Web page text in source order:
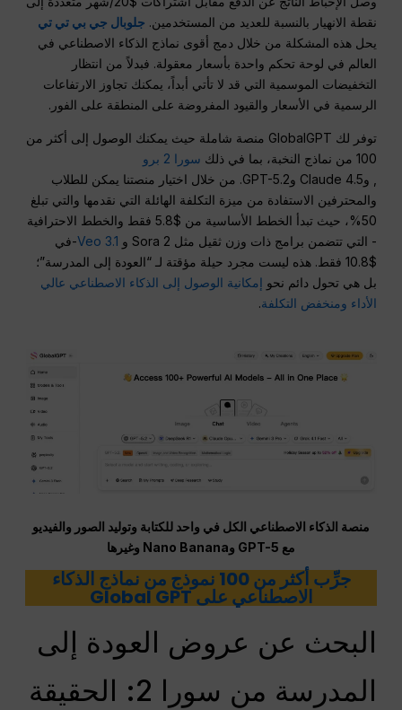
نقطة الانهيار بالنسبة للعديد من المستخدمين. جلوبال جي بي تي تي
يحل هذه المشكلة من خلال دمج أقوى نماذج الذكاء الاصطناعي في
العالم في لوحة تحكم واحدة بأسعار معقولة. فبدلاً من انتظار
التخفيضات الموسمية التي قد لا تأتي أبداً، يمكنك تجاوز الارتفاعات
الرسمية في الأسعار والقيود المفروضة على المنطقة على الفور.
توفر لك GlobalGPT منصة شاملة حيث يمكنك الوصول إلى أكثر من
100 من نماذج النخبة، بما في ذلك
سورا 2 برو
, وClaude 4.5 وGPT-5.2. من خلال اختيار منصتنا يمكن للطلاب
والمحترفين الاستفادة من ميزة التكلفة الهائلة التي نقدمها والتي تبلغ
50%، حيث تبدأ الخطط الأساسية من $5.8 فقط والخطط الاحترافية
- التي تتضمن برامج ذات وزن ثقيل مثل Sora 2 و
Veo 3.1-في
$10.8 فقط. هذه ليست مجرد حيلة مؤقتة لـ “العودة إلى المدرسة”؛
بل هي تحول دائم نحو إمكانية الوصول إلى الذكاء الاصطناعي عالي
الأداء ومنخفض التكلفة.
منصة الذكاء الاصطناعي الكل في واحد للكتابة وتوليد الصور والفيديو
مع GPT-5 وNano Banana وغيرها
جرِّب أكثر من 100 نموذج من نماذج الذكاء
الاصطناعي على Global GPT
البحث عن عروض العودة إلى
المدرسة من سورا 2: الحقيقة